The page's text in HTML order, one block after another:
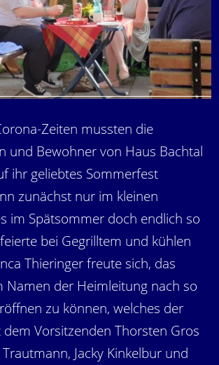
Zeiten mussten die
und Bewohner von Haus Bachtal
ihr geliebtes Sommerfest
zunächst nur im kleinen
im Spätsommer doch endlich so
bei Gegrilltem und kühlen
Thieringer freute sich, das
Namen der Heimleitung nach so
zu können, welches der
Vorsitzenden Thorsten Gros
Jacky Kinkelbur und